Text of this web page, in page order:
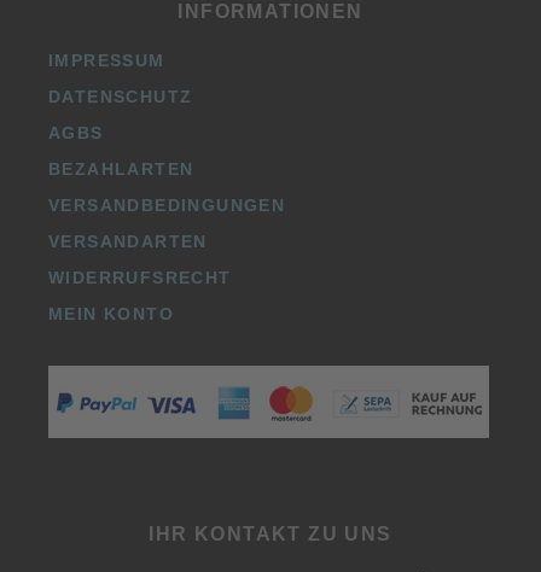
INFORMATIONEN
IMPRESSUM
DATENSCHUTZ
AGBS
BEZAHLARTEN
VERSANDBEDINGUNGEN
VERSANDARTEN
WIDERRUFSRECHT
MEIN KONTO
IHR KONTAKT ZU UNS